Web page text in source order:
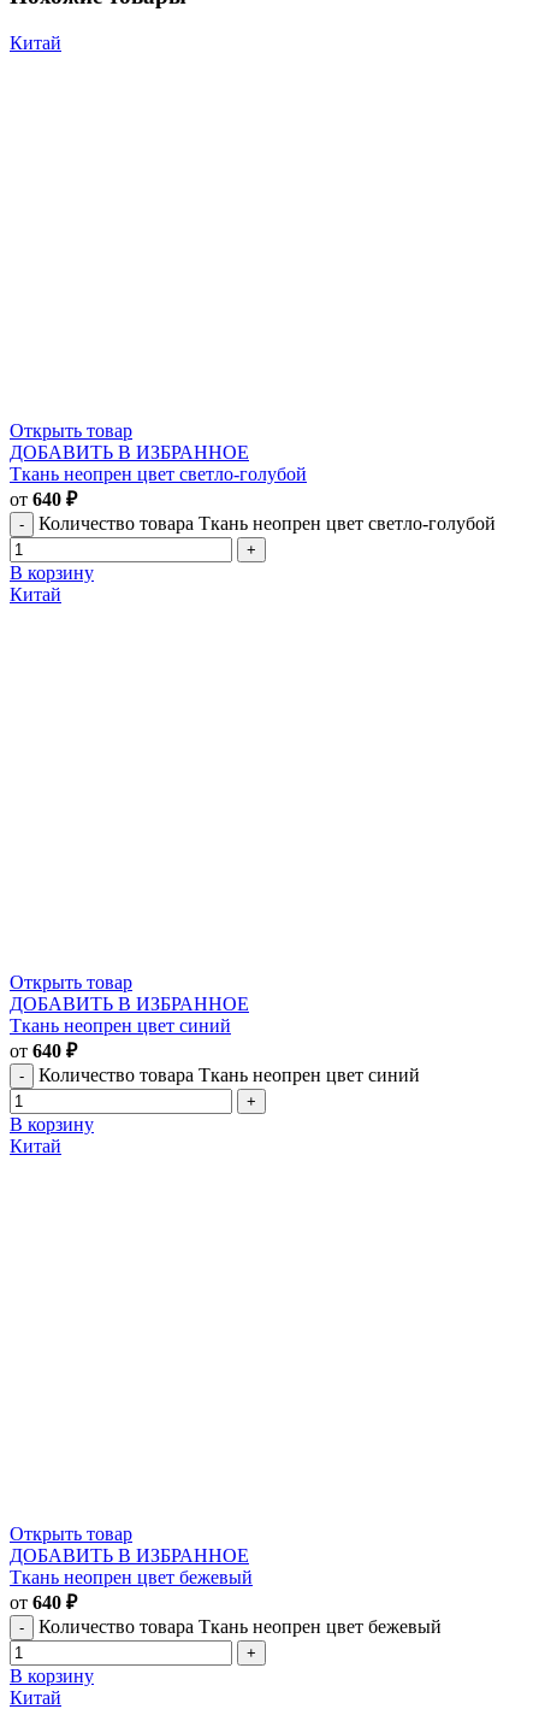
Китай
Открыть товар
ДОБАВИТЬ В ИЗБРАННОЕ
Ткань неопрен цвет светло-голубой
от 640 ₽
Количество товара Ткань неопрен цвет светло-голубой
В корзину
Китай
Открыть товар
ДОБАВИТЬ В ИЗБРАННОЕ
Ткань неопрен цвет синий
от 640 ₽
Количество товара Ткань неопрен цвет синий
В корзину
Китай
Открыть товар
ДОБАВИТЬ В ИЗБРАННОЕ
Ткань неопрен цвет бежевый
от 640 ₽
Количество товара Ткань неопрен цвет бежевый
В корзину
Китай